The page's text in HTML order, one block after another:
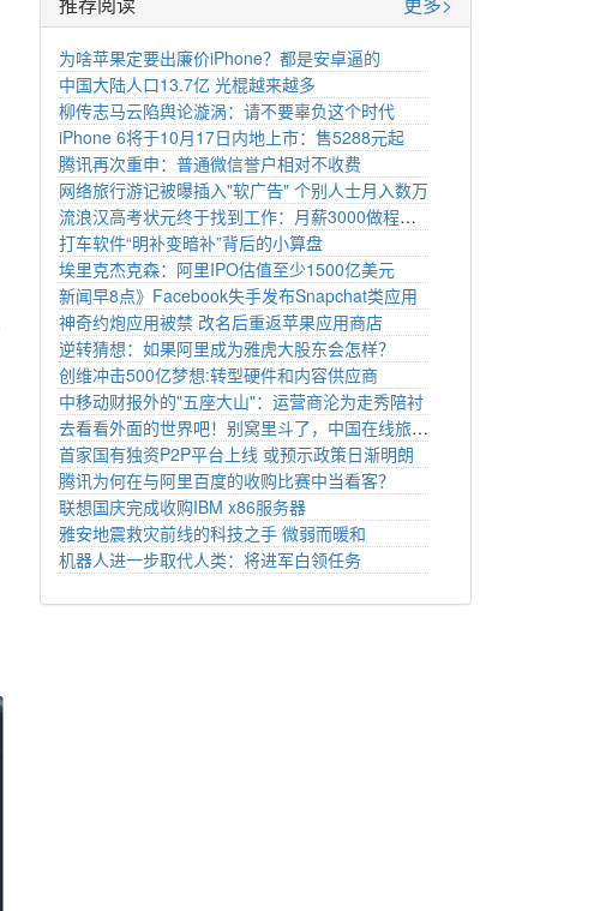
为啥苹果定要出廉价iPhone？都是安卓逼的
中国大陆人口13.7亿 光棍越来越多
柳传志马云陷舆论漩涡：请不要辜负这个时代
iPhone 6将于10月17日内地上市：售5288元起
腾讯再次重申：普通微信誉户相对不收费
网络旅行游记被曝插入"软广告" 个别人士月入数万
流浪汉高考状元终于找到工作：月薪3000做程序员很满意
打车软件“明补变暗补”背后的小算盘
埃里克杰克森：阿里IPO估值至少1500亿美元
新闻早8点》Facebook失手发布Snapchat类应用
神奇约炮应用被禁 改名后重返苹果应用商店
逆转猜想：如果阿里成为雅虎大股东会怎样？
创维冲击500亿梦想:转型硬件和内容供应商
中移动财报外的"五座大山"：运营商沦为走秀陪衬
去看看外面的世界吧！别窝里斗了，中国在线旅游商们
首家国有独资P2P平台上线 或预示政策日渐明朗
腾讯为何在与阿里百度的收购比赛中当看客？
联想国庆完成收购IBM x86服务器
雅安地震救灾前线的科技之手 微弱而暖和
机器人进一步取代人类：将进军白领任务